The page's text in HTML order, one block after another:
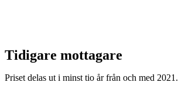
Tidigare mottagare
Priset delas ut i minst tio år från och med 2021.